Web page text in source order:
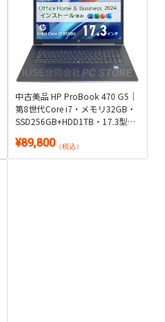
中古美品 HP ProBook 470 G5｜
第8世代Core i7・メモリ32GB・
SSD256GB+HDD1TB・17.3型
Microsoft Office 2024付き
¥89,800（税込）